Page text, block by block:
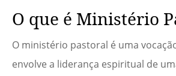
O que é Ministério
O ministério pastoral é uma
envolve a liderança espiritual de